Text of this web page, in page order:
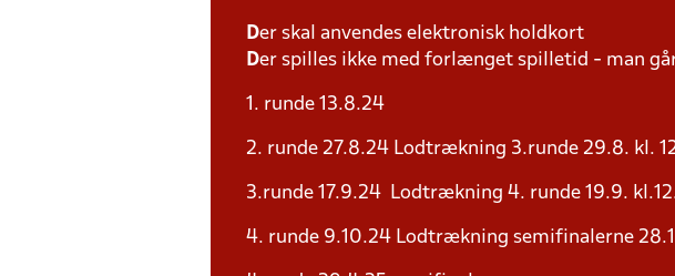
Der skal anvendes elektronisk holdkort
Der spilles ikke med forlænget spilletid - man
1. runde 13.8.24
2. runde 27.8.24 Lodtrækning 3.runde 29.8. kl.
3.runde 17.9.24 Lodtrækning 4. runde 19.9.
4. runde 9.10.24 Lodtrækning semifinalerne